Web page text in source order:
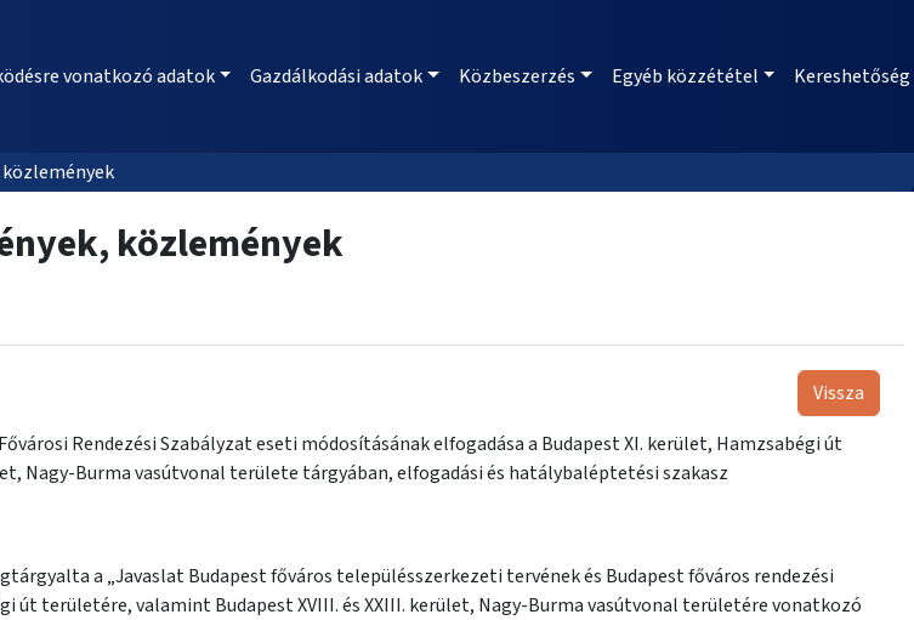
vonatkozó adatok Gazdálkodási adatok Közbeszerzés Egyéb közzététel Kereshetőség
közlemények
Vissza
Rendezési Szabályzat eseti módosításának elfogadása a Budapest XI. kerület, Hamzsabégi út
Nagy-Burma vasútvonal területe tárgyában, elfogadási és hatálybaléptetési szakasz
a „Javaslat Budapest főváros településszerkezeti tervének és Budapest főváros rendezési
út területére, valamint Budapest XVIII. és XXIII. kerület, Nagy-Burma vasútvonal területére vonatkozó